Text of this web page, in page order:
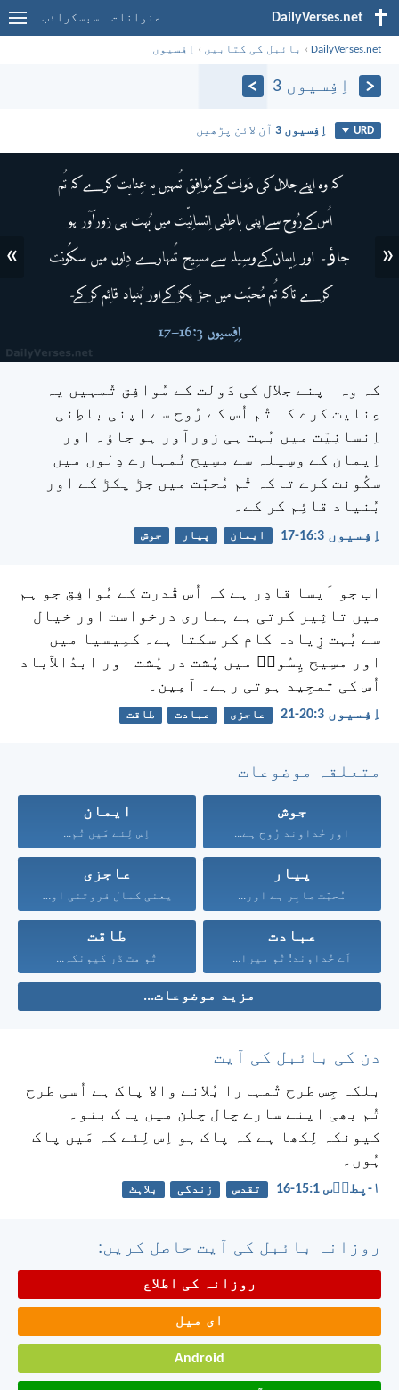
DailyVerses.net عنوانات سبسکرائب
DailyVerses.net
› بائبل کی کتابیں › اِفِسیوں
اِفِسیوں 3
URD اِفِسیوں 3 آن لائن پڑھیں
«
»
کہ وہ اپنے جلال کی دَولت کے مُوافِق تُمہیں یہ
عِنایت کرے کہ تُم اُس کے رُوح سے اپنی باطِنی
اِنسانِیّت میں بُہت ہی زورآور ہو جاؤ۔ اور
اِیمان کے وسِیلہ سے مسِیح تُمہارے دِلوں میں
سکُونت کرے تاکہ تُم مُحبّت میں جڑ پکڑ کے اور
بُنیاد قائِم کر کے۔
اِفِسیوں 3:‏16-‏17 ایمان پیار جوش
اب جو اَیسا قادِر ہے کہ اُس قُدرت کے مُوافِق جو ہم
میں تاثِیر کرتی ہے ہماری درخواست اور خیال
سے بُہت زِیادہ کام کر سکتا ہے۔ کلِیسیا میں
اور مسِیح یِسُوعؔ میں پُشت در پُشت اور ابدُالآباد
اُس کی تمجِید ہوتی رہے۔ آمِین۔
اِفِسیوں 3:‏20-‏21 عاجزی عبادت طاقت
متعلقہ موضوعات
جوش
اور خُداوند رُوح ہے...
ایمان
اِس لِئے مَیں تُم...
پیار
مُحبّت صابِر ہے اور...
عاجزی
یعنی کمال فروتنی اور...
عبادت
اَے خُداوند! تُو میرا...
طاقت
تُو مت ڈر کیونکہ...
مزید موضوعات...
دن کی بائبل کی آیت
بلکہ جِس طرح تُمہارا بُلانے والا پاک ہے اُسی طرح
تُم بھی اپنے سارے چال چلن میں پاک بنو۔
کیونکہ لِکھا ہے کہ پاک ہو اِس لِئے کہ مَیں پاک
ہُوں۔
۱-پطرؔس 1:‏15-‏16 تقدس زندگی بلاہٹ
روزانہ بائبل کی آیت حاصل کریں:
روزانہ کی اطلاع
ای میل
Android